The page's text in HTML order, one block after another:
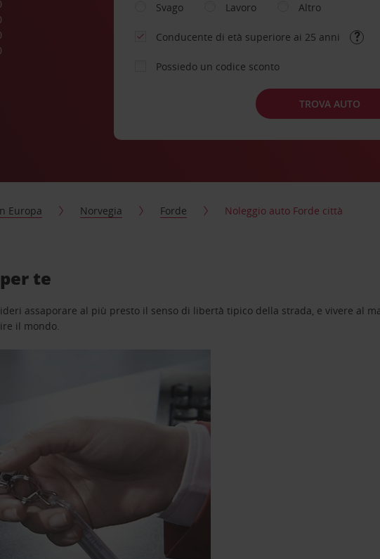
Svago
Lavoro Altro
Conducente di età superiore ai 25 anni
Possiedo un codice sconto
TROVA AUTO
Europa Norvegia Forde Noleggio auto Forde città
te
assaporare al più presto il senso di libertà tipico della strada, e vivere al
il mondo.